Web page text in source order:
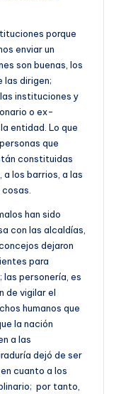
porque
enviar un
son buenas, los
las dirigen;
instituciones y
o ex-
entidad. Lo que
que
constituidas
los barrios, a las
han sido
con las alcaldías,
dejaron
para
personería, es
de vigilar el
humanos que
la nación
a las
dejó de ser
cuanto a los
por tanto,